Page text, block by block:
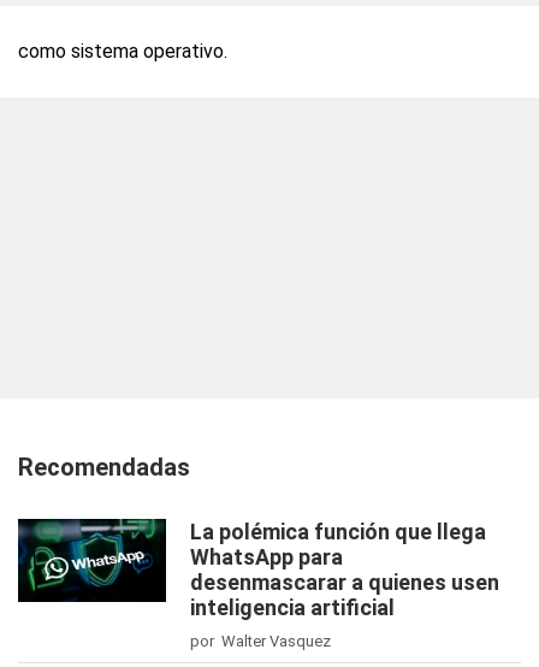
como sistema operativo.
Recomendadas
La polémica función que llega
WhatsApp para
desenmascarar a quienes usen
inteligencia artificial
por Walter Vasquez